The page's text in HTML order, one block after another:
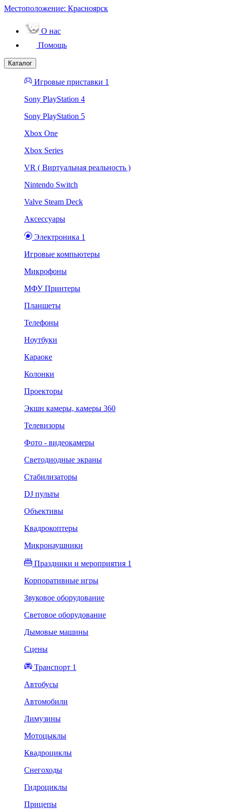
Местоположение: Красноярск
О нас
Помощь
Каталог
Игровые приставки 1
Sony PlayStation 4
Sony PlayStation 5
Xbox One
Xbox Series
VR ( Виртуальная реальность )
Nintendo Switch
Valve Steam Deck
Аксессуары
Электроника 1
Игровые компьютеры
Микрофоны
МФУ Принтеры
Планшеты
Телефоны
Ноутбуки
Караоке
Колонки
Проекторы
Экшн камеры, камеры 360
Телевизоры
Фото - видеокамеры
Светодиодные экраны
Стабилизаторы
DJ пульты
Объективы
Квадрокоптеры
Микронаушники
Праздники и мероприятия 1
Корпоративные игры
Звуковое оборудование
Световое оборудование
Дымовые машины
Сцены
Транспорт 1
Автобусы
Автомобили
Лимузины
Мотоцыклы
Квадроциклы
Снегоходы
Гидроциклы
Прицепы